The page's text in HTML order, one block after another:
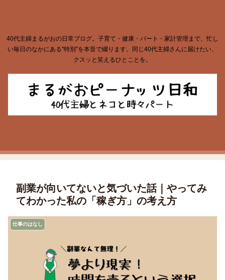
40代主婦まるがおの日常ブログ。子育て・健康・パート・家計管理まで、忙し
い毎日のなかにある"特別"を本音で綴ります。同じ40代主婦さんに届けたい、
クスッと笑えるひとことを。
副業が向いてないと気づいた話｜やってみ
てわかった私の「稼ぎ方」の考え方
仕事のはなし